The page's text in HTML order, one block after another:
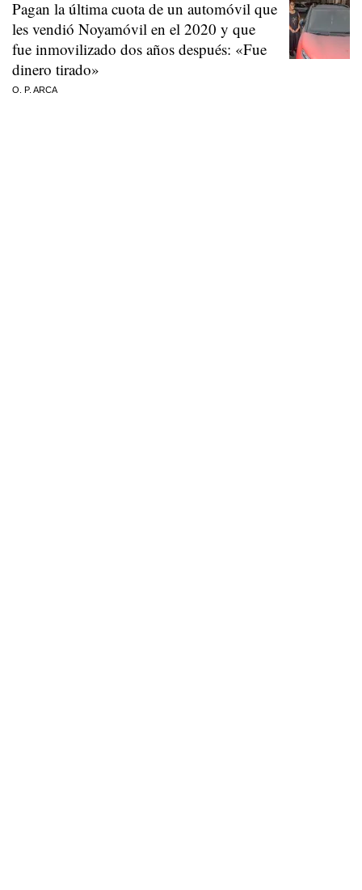
Pagan la última cuota de un automóvil que
les vendió Noyamóvil en el 2020 y que
fue inmovilizado dos años después: «Fue
dinero tirado»
O. P. ARCA